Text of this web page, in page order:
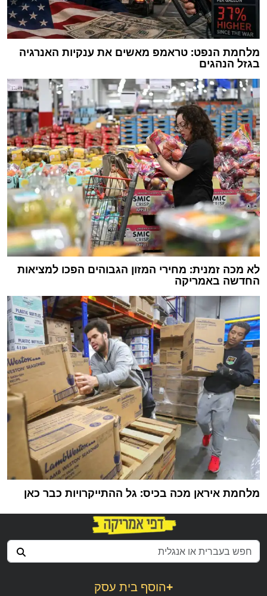
מלחמת הנפט: טראמפ מאשים את ענקיות האנרגיה
בגזל הנהגים
לא מכה זמנית: מחירי המזון הגבוהים הפכו למציאות
החדשה באמריקה
מלחמת איראן מכה בכיס: גל ההתייקרויות כבר כאן
הוסף בית עסק+